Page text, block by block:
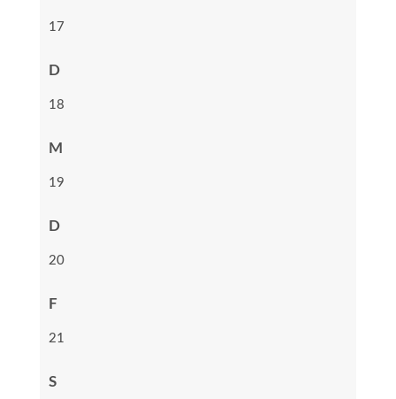
17
D
18
M
19
D
20
F
21
S